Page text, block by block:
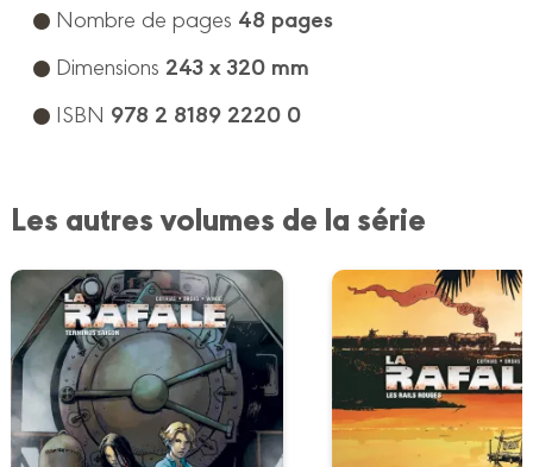
Nombre de pages 48 pages
Dimensions 243 x 320 mm
ISBN 978 2 8189 2220 0
Les autres volumes de la série